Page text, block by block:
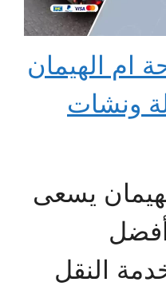
الهيمان
بدالة ونشات
يسعى
أفضل
النقل